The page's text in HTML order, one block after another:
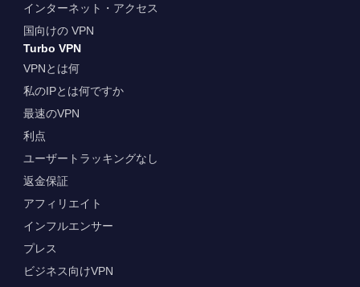
インターネット・アクセス
国向けの VPN
Turbo VPN
VPNとは何
私のIPとは何ですか
最速のVPN
利点
ユーザートラッキングなし
返金保証
アフィリエイト
インフルエンサー
プレス
ビジネス向けVPN